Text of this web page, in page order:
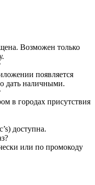
Возможен только
появляется
дать наличными.
в городах присутствия
доступна.
или по промокоду